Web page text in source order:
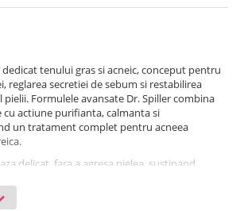
tenului gras si acneic, conceput pentru
reglarea secretiei de sebum si restabilirea
Formulele avansate Dr. Spiller combina
actiune purifianta, calmanta si
un tratament complet pentru acneea
delicat, fara a agresa pielea, sustinand
vera si ingredientele cu efect antiseptic
rapida a inflamatiei, reducerea excesului de